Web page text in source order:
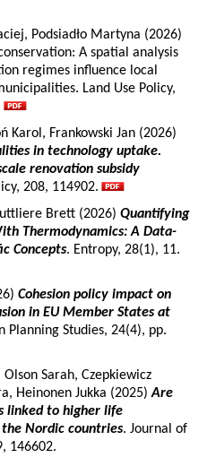
Podsiadło Martyna (2026)
A spatial analysis
regimes influence local
Land Use Policy,
Karol, Frankowski Jan (2026)
in technology uptake.
renovation subsidy
208, 114902.
Brett (2026) Quantifying
Thermodynamics: A Data-
Concepts. Entropy, 28(1), 11.
Cohesion policy impact on
in EU Member States at
Planning Studies, 24(4), pp.
Sarah, Czepkiewicz
Heinonen Jukka (2025)Are
linked to higher life
Nordic countries. Journal of
146602.